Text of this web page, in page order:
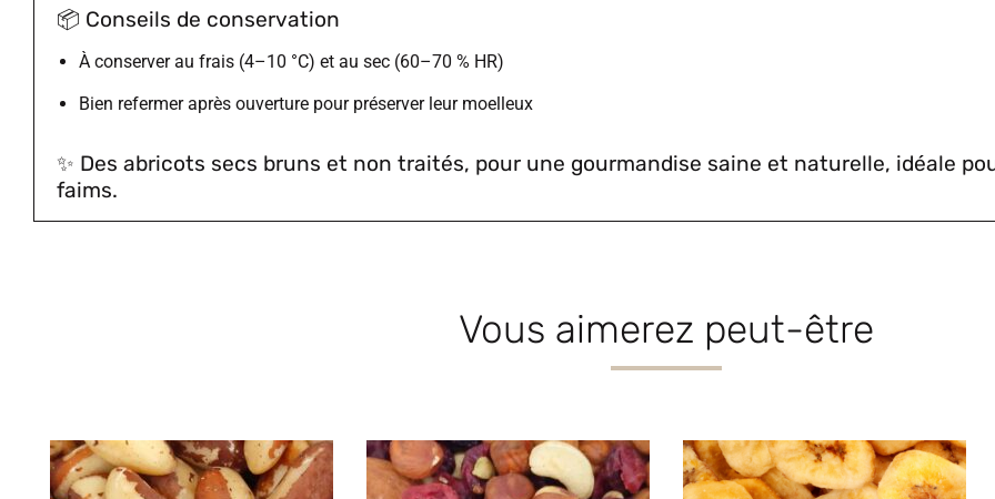
📦 Conseils de conservation
À conserver au frais (4–10 °C) et au sec (60–70 % HR)
Bien refermer après ouverture pour préserver leur moelleux
✨ Des abricots secs bruns et non traités, pour une gourmandise saine et naturelle, idéale
faims.
Vous aimerez peut-être